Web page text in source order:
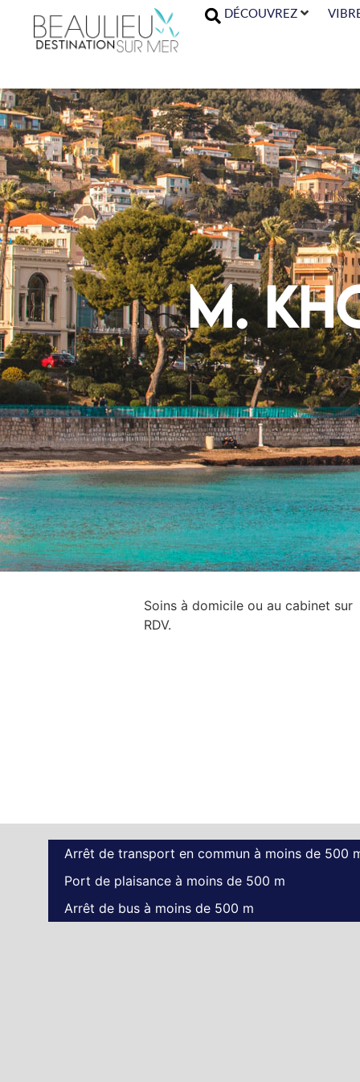
DÉCOUVREZ
M.
Soins à domicile ou au cabinet sur
RDV.
Arrêt de transport en commun à moins de 500
Port de plaisance à moins de 500 m
Arrêt de bus à moins de 500 m